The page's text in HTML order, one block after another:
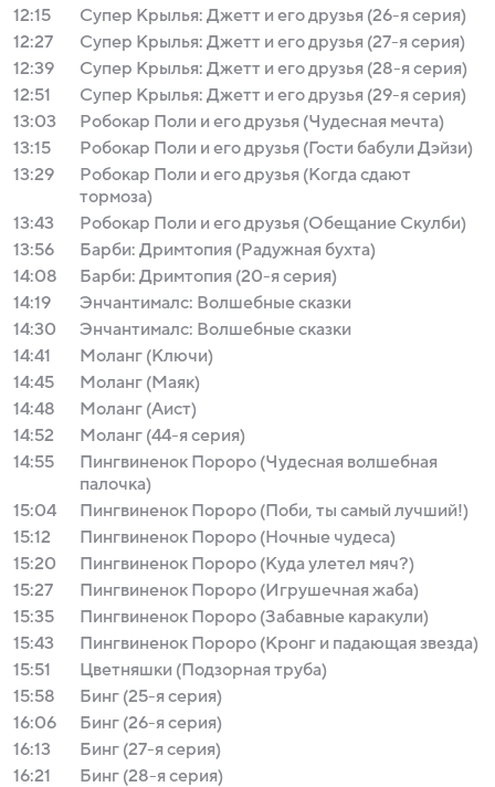
12:15
Супер Крылья: Джетт и его друзья (26-я серия)
12:27
Супер Крылья: Джетт и его друзья (27-я серия)
12:39
Супер Крылья: Джетт и его друзья (28-я серия)
12:51
Супер Крылья: Джетт и его друзья (29-я серия)
13:03
Робокар Поли и его друзья (Чудесная мечта)
13:15
Робокар Поли и его друзья (Гости бабули Дэйзи)
13:29
Робокар Поли и его друзья (Когда сдают
тормоза)
13:43
Робокар Поли и его друзья (Обещание Скулби)
13:56
Барби: Дримтопия (Радужная бухта)
14:08
Барби: Дримтопия (20-я серия)
14:19
Энчантималс: Волшебные сказки
14:30
Энчантималс: Волшебные сказки
14:41
Моланг (Ключи)
14:45
Моланг (Маяк)
14:48
Моланг (Аист)
14:52
Моланг (44-я серия)
14:55
Пингвиненок Пороро (Чудесная волшебная
палочка)
15:04
Пингвиненок Пороро (Поби, ты самый лучший!)
15:12
Пингвиненок Пороро (Ночные чудеса)
15:20
Пингвиненок Пороро (Куда улетел мяч?)
15:27
Пингвиненок Пороро (Игрушечная жаба)
15:35
Пингвиненок Пороро (Забавные каракули)
15:43
Пингвиненок Пороро (Кронг и падающая звезда)
15:51
Цветняшки (Подзорная труба)
15:58
Бинг (25-я серия)
16:06
Бинг (26-я серия)
16:13
Бинг (27-я серия)
16:21
Бинг (28-я серия)